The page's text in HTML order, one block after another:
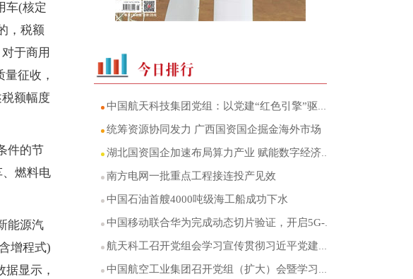
车(核定
，税额
于商用
征收，
额幅度
件的节
燃料电
能源汽
增程式)
显示，
中国航天科技集团党组：以党建“红色引擎”驱动航天事业行稳致远
统筹资源协同发力 广西国资国企掘金海外市场
湖北国资国企加速布局算力产业 赋能数字经济高质量发展
南方电网一批重点工程接连投产见效
中国石油首艘4000吨级海工船成功下水
中国移动联合华为完成动态切片验证，开启5G-A体验保障新时代
航天科工召开党组会学习宣传贯彻习近平党建思想
中国航空工业集团召开党组（扩大）会暨学习贯彻习近平党建思想会议